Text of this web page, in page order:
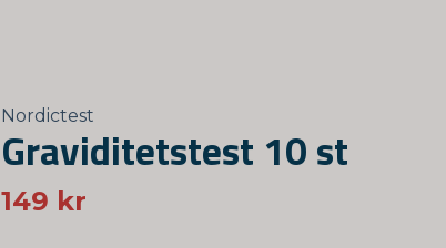
Nordictest
Graviditetstest 10 st
149 kr